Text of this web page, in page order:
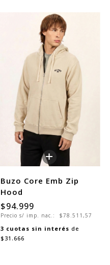
+
Buzo Core Emb Zip
Hood
$94.999
Precio s/ imp. nac.: $78.511,57
3 cuotas sin interés de
$31.666